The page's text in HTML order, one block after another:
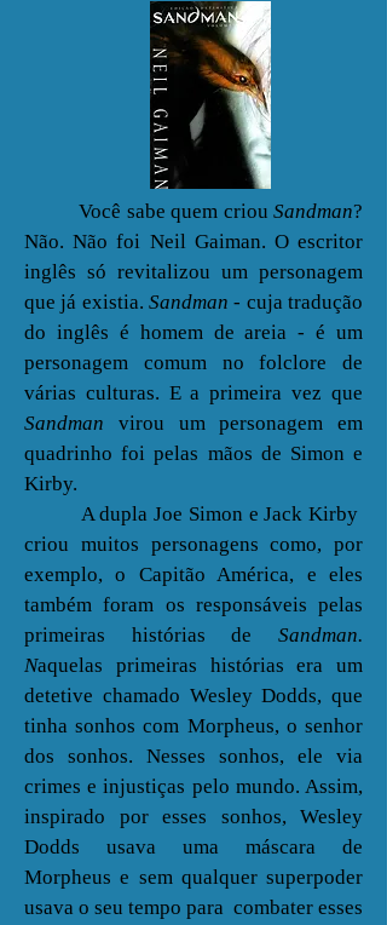
Você sabe quem criou Sandman?
Não. Não foi Neil Gaiman. O escritor
inglês só revitalizou um personagem
que já existia. Sandman - cuja tradução
do inglês é homem de areia - é um
personagem comum no folclore de
várias culturas. E a primeira vez que
Sandman virou um personagem em
quadrinho foi pelas mãos de Simon e
Kirby.
A dupla Joe Simon eJack Kirby
criou muitos personagens como, por
exemplo, o Capitão América, e eles
também foram os responsáveis pelas
primeiras histórias de Sandman.
Naquelas primeiras histórias era um
detetive chamado Wesley Dodds, que
tinha sonhos com Morpheus, o senhor
dos sonhos. Nesses sonhos, ele via
crimes e injustiças pelo mundo. Assim,
inspirado por esses sonhos, Wesley
Dodds usava uma máscara de
Morpheus e sem qualquer superpoder
usava o seu tempo para combater esses